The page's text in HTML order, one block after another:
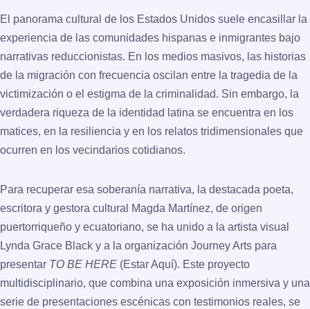
El panorama cultural de los Estados Unidos suele encasillar la
experiencia de las comunidades hispanas e inmigrantes bajo
narrativas reduccionistas. En los medios masivos, las historias
de la migración con frecuencia oscilan entre la tragedia de la
victimización o el estigma de la criminalidad. Sin embargo, la
verdadera riqueza de la identidad latina se encuentra en los
matices, en la resiliencia y en los relatos tridimensionales que
ocurren en los vecindarios cotidianos.
Para recuperar esa soberanía narrativa, la destacada poeta,
escritora y gestora cultural
Magda Martínez, de origen
puertorriqueño y ecuatoriano, se ha unido a la artista visual
Lynda Grace Black y a la organización Journey Arts para
presentar TO BE HERE (Estar Aquí). Este proyecto
multidisciplinario, que combina una exposición inmersiva y una
serie de presentaciones escénicas con testimonios reales, se